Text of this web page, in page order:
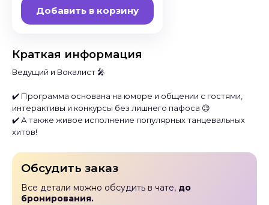
Добавить в корзину
Краткая информация
Ведущий и Вокалист 🎤
✔️ Программа основана на юморе и общении с гостями,
интерактивы и конкурсы без лишнего пафоса 😉
✔️ А также живое исполнение популярных танцевальных
хитов!
Обсудить заказ
Все детали можно обсудить в чате, до
бронирования.